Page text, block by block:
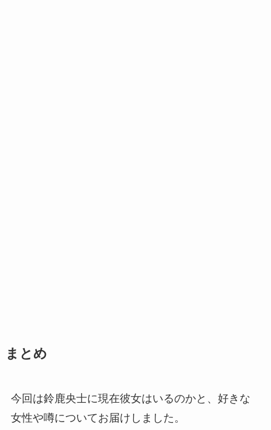
まとめ
今回は鈴鹿央士に現在彼女はいるのかと、好きな
女性や噂についてお届けしました。